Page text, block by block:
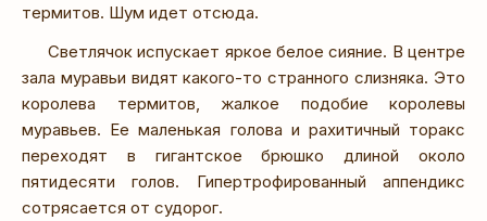
термитов. Шум идет отсюда.
Светлячок испускает яркое белое сияние. В центре
зала муравьи видят какого-то странного слизняка. Это
королева термитов, жалкое подобие королевы
муравьев. Ее маленькая голова и рахитичный торакс
переходят в гигантское брюшко длиной около
пятидесяти голов. Гипертрофированный аппендикс
сотрясается от судорог.